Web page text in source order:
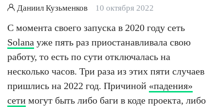
Даниил Кузьменков 10 октября 2022
С момента своего запуска в 2020 году сеть
Solana уже пять раз приостанавливала свою
работу, то есть по сути отключалась на
несколько часов. Три раза из этих пяти случаев
пришлись на 2022 год. Причиной «падения»
сети могут быть либо баги в коде проекта, либо